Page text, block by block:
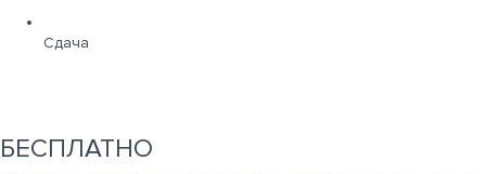
Сдача
БЕСПЛАТНО